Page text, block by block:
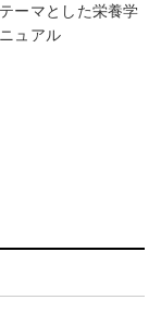
ーマとした栄養学
ュアル